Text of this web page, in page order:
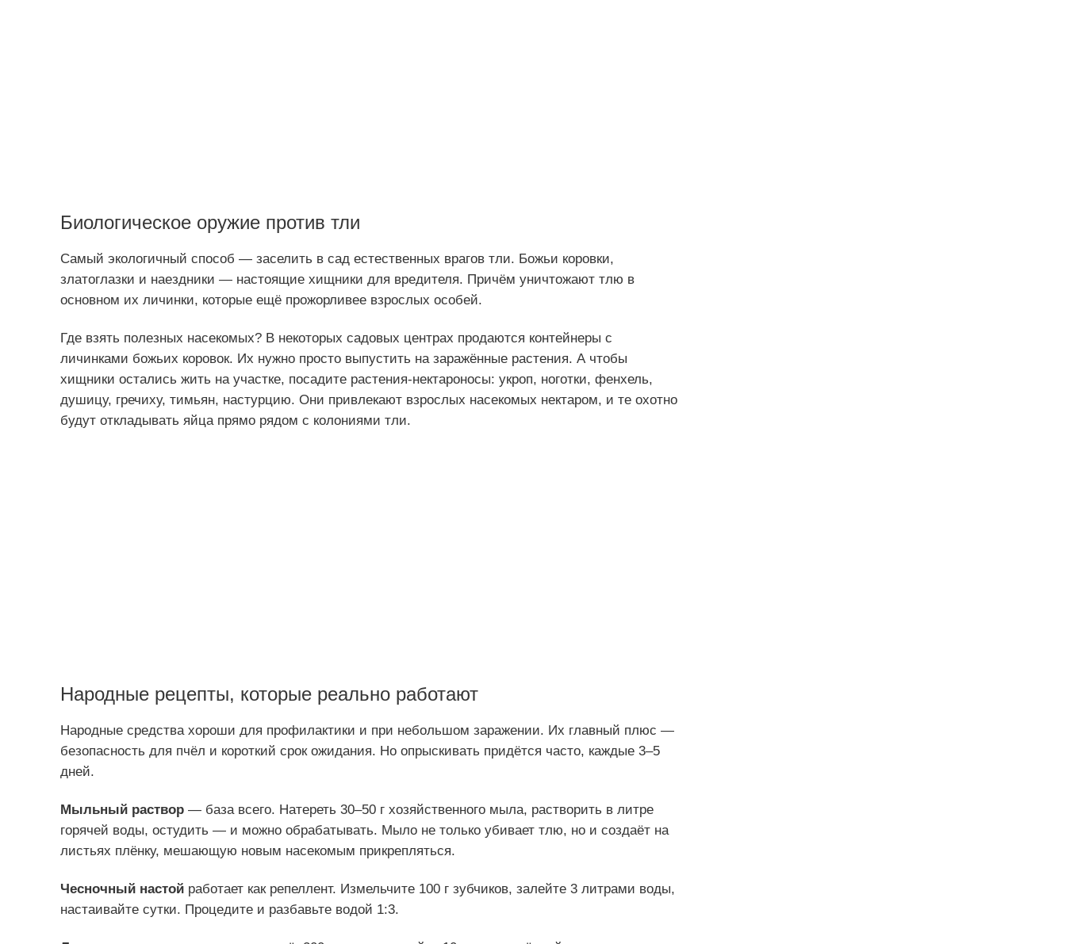
Биологическое оружие против тли
Самый экологичный способ — заселить в сад естественных врагов тли. Божьи коровки,
златоглазки и наездники — настоящие хищники для вредителя. Причём уничтожают тлю в
основном их личинки, которые ещё прожорливее взрослых особей.
Где взять полезных насекомых? В некоторых садовых центрах продаются контейнеры с
личинками божьих коровок. Их нужно просто выпустить на заражённые растения. А чтобы
хищники остались жить на участке, посадите растения-нектароносы: укроп, ноготки, фенхель,
душицу, гречиху, тимьян, настурцию. Они привлекают взрослых насекомых нектаром, и те охотно
будут откладывать яйца прямо рядом с колониями тли.
Народные рецепты, которые реально работают
Народные средства хороши для профилактики и при небольшом заражении. Их главный плюс —
безопасность для пчёл и короткий срок ожидания. Но опрыскивать придётся часто, каждые 3–5
дней.
Мыльный раствор— база всего. Натереть 30–50 г хозяйственного мыла, растворить в литре
горячей воды, остудить — и можно обрабатывать. Мыло не только убивает тлю, но и создаёт на
листьях плёнку, мешающую новым насекомым прикрепляться.
Чесночный настойработает как репеллент. Измельчите 100 г зубчиков, залейте 3 литрами воды,
настаивайте сутки. Процедите и разбавьте водой 1:3.